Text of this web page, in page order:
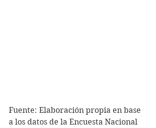
Fuente: Elaboración propia en base
a los datos de la Encuesta Nacional